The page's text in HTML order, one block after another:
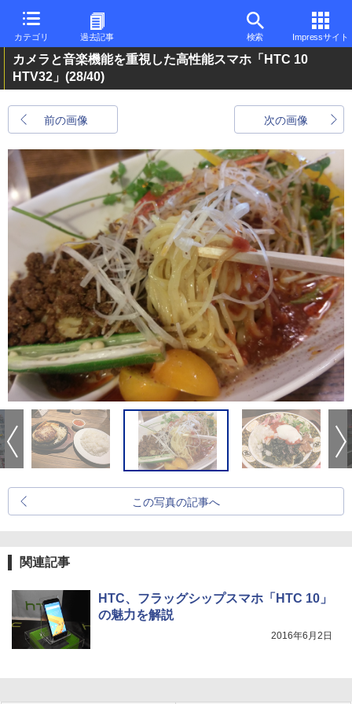
カテゴリ 過去記事 検索 Impressサイト
カメラと音楽機能を重視した高性能スマホ「HTC 10
HTV32」 (28/40)
前の画像 次の画像
この写真の記事へ
関連記事
HTC、フラッグシップスマホ「HTC 10」
の魅力を解説
2016年6月2日